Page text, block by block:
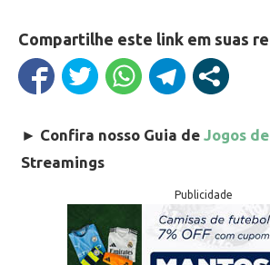
Compartilhe este link em suas
► Confira nosso Guia de Jogos
Streamings
Publicidade